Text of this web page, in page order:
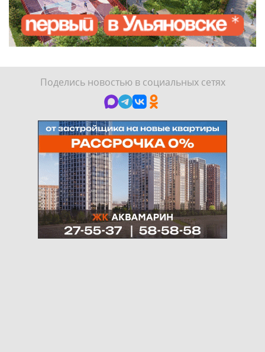
Поделись новостью в социальных сетях